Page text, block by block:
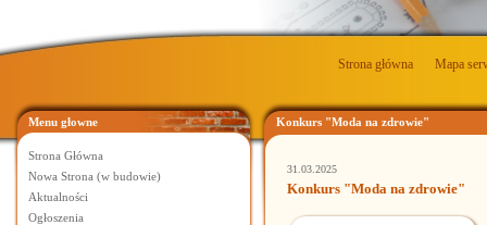
Strona główna Mapa
Menu głowne
Strona Główna
Nowa Strona (w budowie)
Aktualności
Ogłoszenia
Konkurs "Moda na zdrowie"
31.03.2025
Konkurs "Moda na zdrowie"